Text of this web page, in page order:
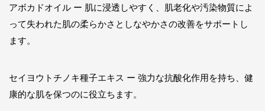
アボカドオイル ー 肌に浸透しやすく、肌老化や汚染物質によ
って失われた肌の柔らかさとしなやかさの改善をサポートし
ます。
セイヨウトチノキ種子エキス ー 強力な抗酸化作用を持ち、健
康的な肌を保つのに役立ちます。